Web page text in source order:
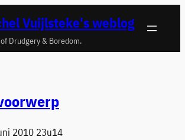
Vuijlsteke's weblog
Drudgery & Boredom.
2010 23u14